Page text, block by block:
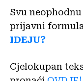
Svu
prijavni
IDEJU?
Cjelokupan